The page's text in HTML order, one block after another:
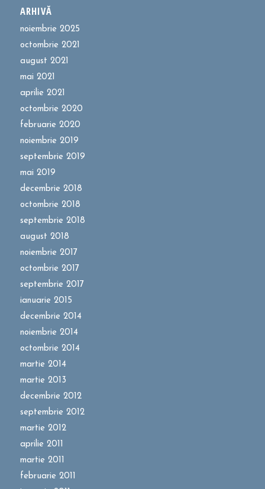
ARHIVĂ
noiembrie 2025
octombrie 2021
august 2021
mai 2021
aprilie 2021
octombrie 2020
februarie 2020
noiembrie 2019
septembrie 2019
mai 2019
decembrie 2018
octombrie 2018
septembrie 2018
august 2018
noiembrie 2017
octombrie 2017
septembrie 2017
ianuarie 2015
decembrie 2014
noiembrie 2014
octombrie 2014
martie 2014
martie 2013
decembrie 2012
septembrie 2012
martie 2012
aprilie 2011
martie 2011
februarie 2011